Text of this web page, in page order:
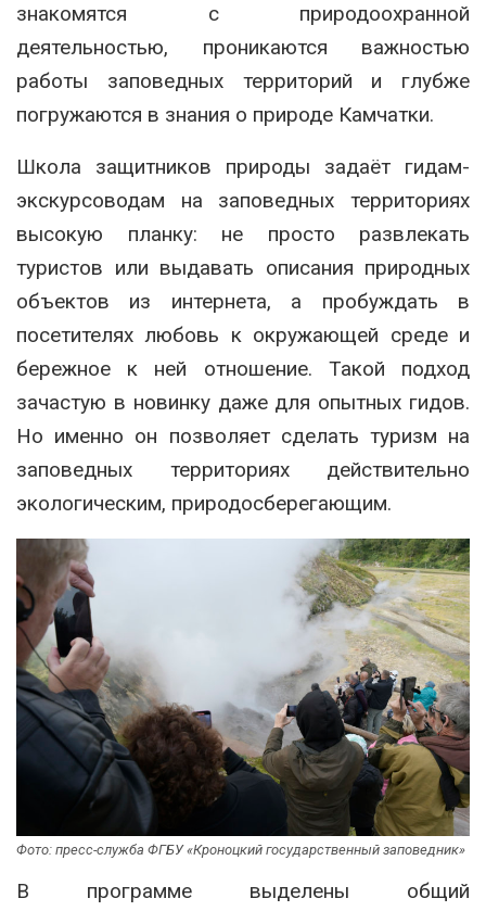
знакомятся с природоохранной
деятельностью, проникаются важностью
работы заповедных территорий и глубже
погружаются в знания о природе Камчатки.
Школа защитников природы задаёт гидам-
экскурсоводам на заповедных территориях
высокую планку: не просто развлекать
туристов или выдавать описания природных
объектов из интернета, а пробуждать в
посетителях любовь к окружающей среде и
бережное к ней отношение. Такой подход
зачастую в новинку даже для опытных гидов.
Но именно он позволяет сделать туризм на
заповедных территориях действительно
экологическим, природосберегающим.
Фото: пресс-служба ФГБУ «Кроноцкий государственный заповедник»
В программе выделены общий